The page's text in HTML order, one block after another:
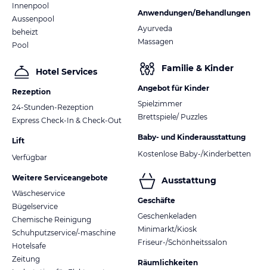
Innenpool
Aussenpool
beheizt
Pool
Hotel Services
Rezeption
24-Stunden-Rezeption
Express Check-In & Check-Out
Lift
Verfügbar
Weitere Serviceangebote
Wäscheservice
Bügelservice
Chemische Reinigung
Schuhputzservice/-maschine
Hotelsafe
Zeitung
Anwendungen/Behandlungen
Ayurveda
Massagen
Familie & Kinder
Angebot für Kinder
Spielzimmer
Brettspiele/ Puzzles
Baby- und Kinderausstattung
Kostenlose Baby-/Kinderbetten
Ausstattung
Geschäfte
Geschenkeladen
Minimarkt/Kiosk
Friseur-/Schönheitssalon
Räumlichkeiten